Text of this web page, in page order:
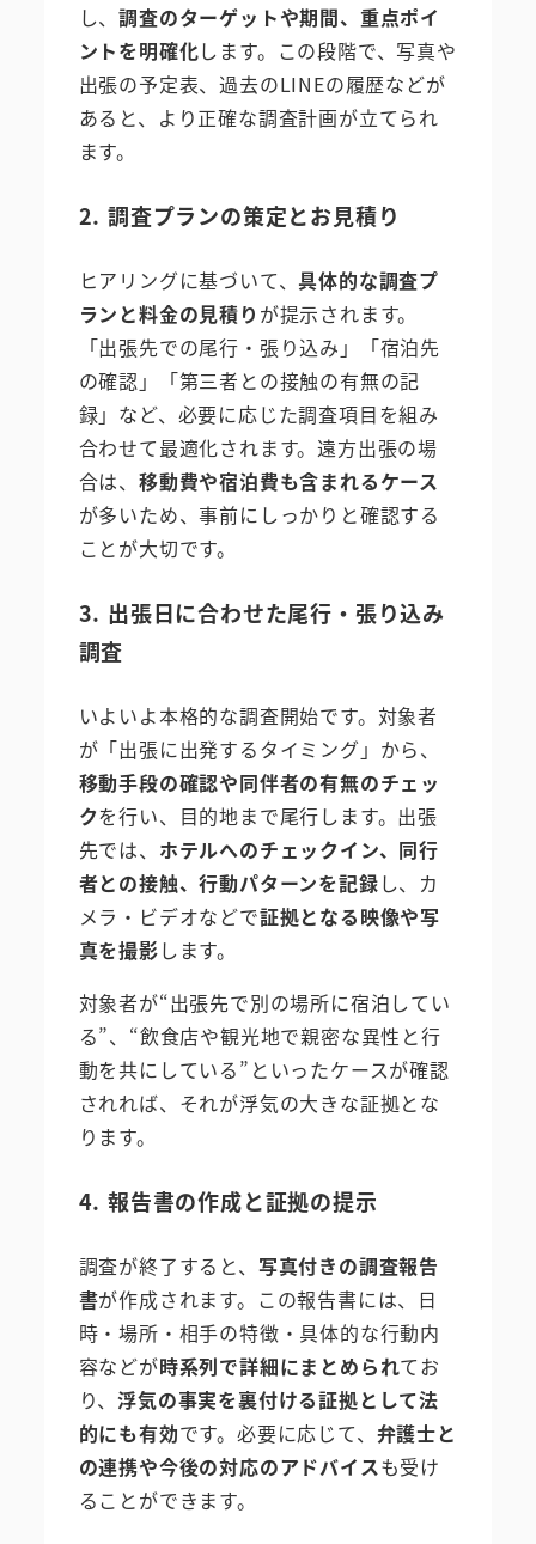
し、調査のターゲットや期間、重点ポイ
ントを明確化します。この段階で、写真や
出張の予定表、過去のLINEの履歴などが
あると、より正確な調査計画が立てられ
ます。
2. 調査プランの策定とお見積り
ヒアリングに基づいて、 具体的な調査プ
ランと料金の見積り が提示されます。
「出張先での尾行・張り込み」「宿泊先
の確認」「第三者との接触の有無の記
録」など、必要に応じた調査項目を組み
合わせて最適化されます。遠方出張の場
合は、 移動費や宿泊費も含まれるケース
が多いため、事前にしっかりと確認する
ことが大切です。
3. 出張日に合わせた尾行・張り込み
調査
いよいよ本格的な調査開始です。対象者
が「出張に出発するタイミング」から、
移動手段の確認や同伴者の有無のチェッ
クを行い、目的地まで尾行します。出張
先では、 ホテルへのチェックイン、同行
者との接触、行動パターンを記録し、カ
メラ・ビデオなどで証拠となる映像や写
真を撮影します。
対象者が“出張先で別の場所に宿泊してい
る”、“飲食店や観光地で親密な異性と行
動を共にしている”といったケースが確認
されれば、それが浮気の大きな証拠とな
ります。
4. 報告書の作成と証拠の提示
調査が終了すると、 写真付きの調査報告
書が作成されます。この報告書には、日
時・場所・相手の特徴・具体的な行動内
容などが時系列で詳細にまとめられてお
り、浮気の事実を裏付ける証拠として法
的にも有効です。必要に応じて、 弁護士と
の連携や今後の対応のアドバイスも受け
ることができます。